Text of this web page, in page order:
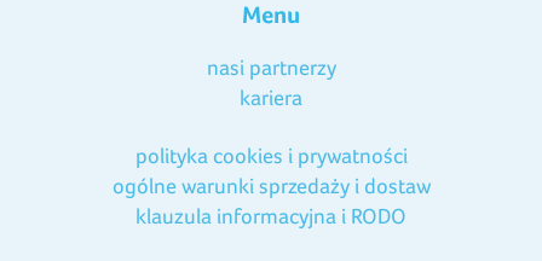
Menu
nasi partnerzy
kariera
polityka cookies i prywatności
ogólne warunki sprzedaży i dostaw
klauzula informacyjna i RODO